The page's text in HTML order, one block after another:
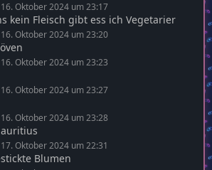
16. Oktober 2024 um 23:17
kein Fleisch gibt ess ich Vegetarier
16. Oktober 2024 um 23:20
16. Oktober 2024 um 23:23
16. Oktober 2024 um 23:27
16. Oktober 2024 um 23:28
17. Oktober 2024 um 22:31
Blumen